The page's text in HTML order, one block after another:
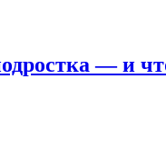
— и